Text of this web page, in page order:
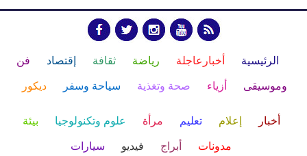
الرئيسية أخبارعاجلة رياضة ثقافة إقتصاد فن
وموسيقى أزياء صحة وتغذية سياحة وسفر ديكور
أخبار إعلام تعليم مرأة علوم وتكنولوجيا بيئة
مدونات أبراج فيديو سيارات